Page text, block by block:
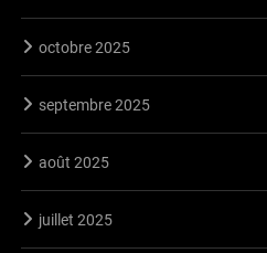
octobre 2025
septembre 2025
août 2025
juillet 2025